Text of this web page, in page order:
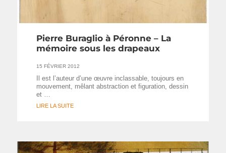
Pierre Buraglio à Péronne – La
mémoire sous les drapeaux
15 FÉVRIER 2012
Il est l’auteur d’une œuvre inclassable, toujours en
mouvement, mêlant abstraction et figuration, dessin
et …
LIRE LA SUITE